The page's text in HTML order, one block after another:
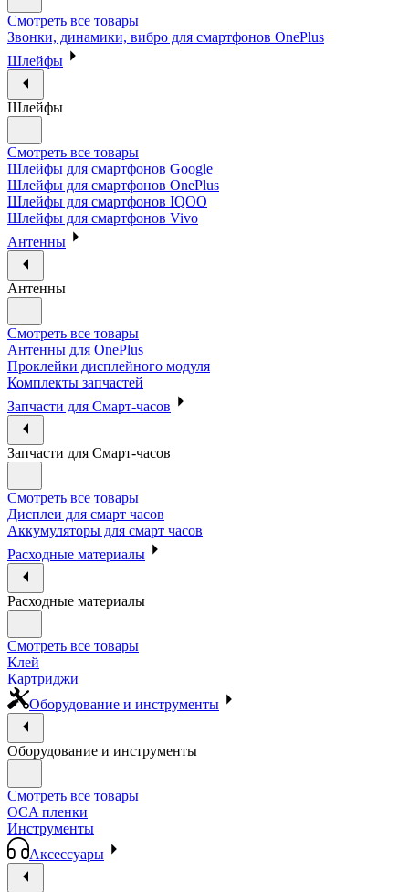
Смотреть все товары
Звонки, динамики, вибро для смартфонов OnePlus
Шлейфы
Шлейфы
Смотреть все товары
Шлейфы для смартфонов Google
Шлейфы для смартфонов OnePlus
Шлейфы для смартфонов IQOO
Шлейфы для смартфонов Vivo
Антенны
Антенны
Смотреть все товары
Антенны для OnePlus
Проклейки дисплейного модуля
Комплекты запчастей
Запчасти для Смарт-часов
Запчасти для Смарт-часов
Смотреть все товары
Дисплеи для смарт часов
Аккумуляторы для смарт часов
Расходные материалы
Расходные материалы
Смотреть все товары
Клей
Картриджи
Оборудование и инструменты
Оборудование и инструменты
Смотреть все товары
OCA пленки
Инструменты
Аксессуары